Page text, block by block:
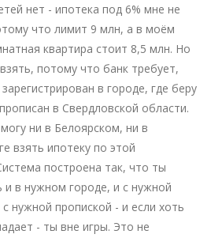
нет - ипотека под 6% мне не
что лимит 9 млн, а в моём
квартира стоит 8,5 млн. Но
потому что банк требует,
в городе, где беру
в Свердловской области.
ни в Белоярском, ни в
взять ипотеку по этой
построена так, что ты
в нужном городе, и с нужной
нужной пропиской - и если хоть
- ты вне игры. Это не